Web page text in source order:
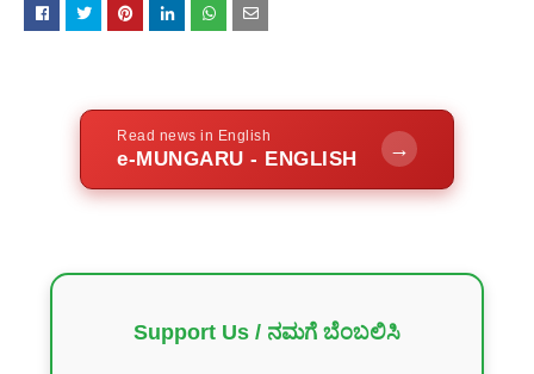
Read news in English
e-MUNGARU - ENGLISH →
Support Us / ನಮಗೆ ಬೆಂಬಲಿಸಿ